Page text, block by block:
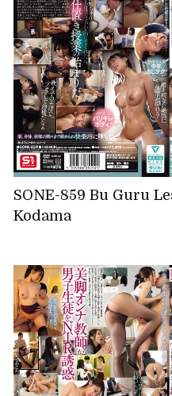
SONE-859 Bu Guru
Kodama